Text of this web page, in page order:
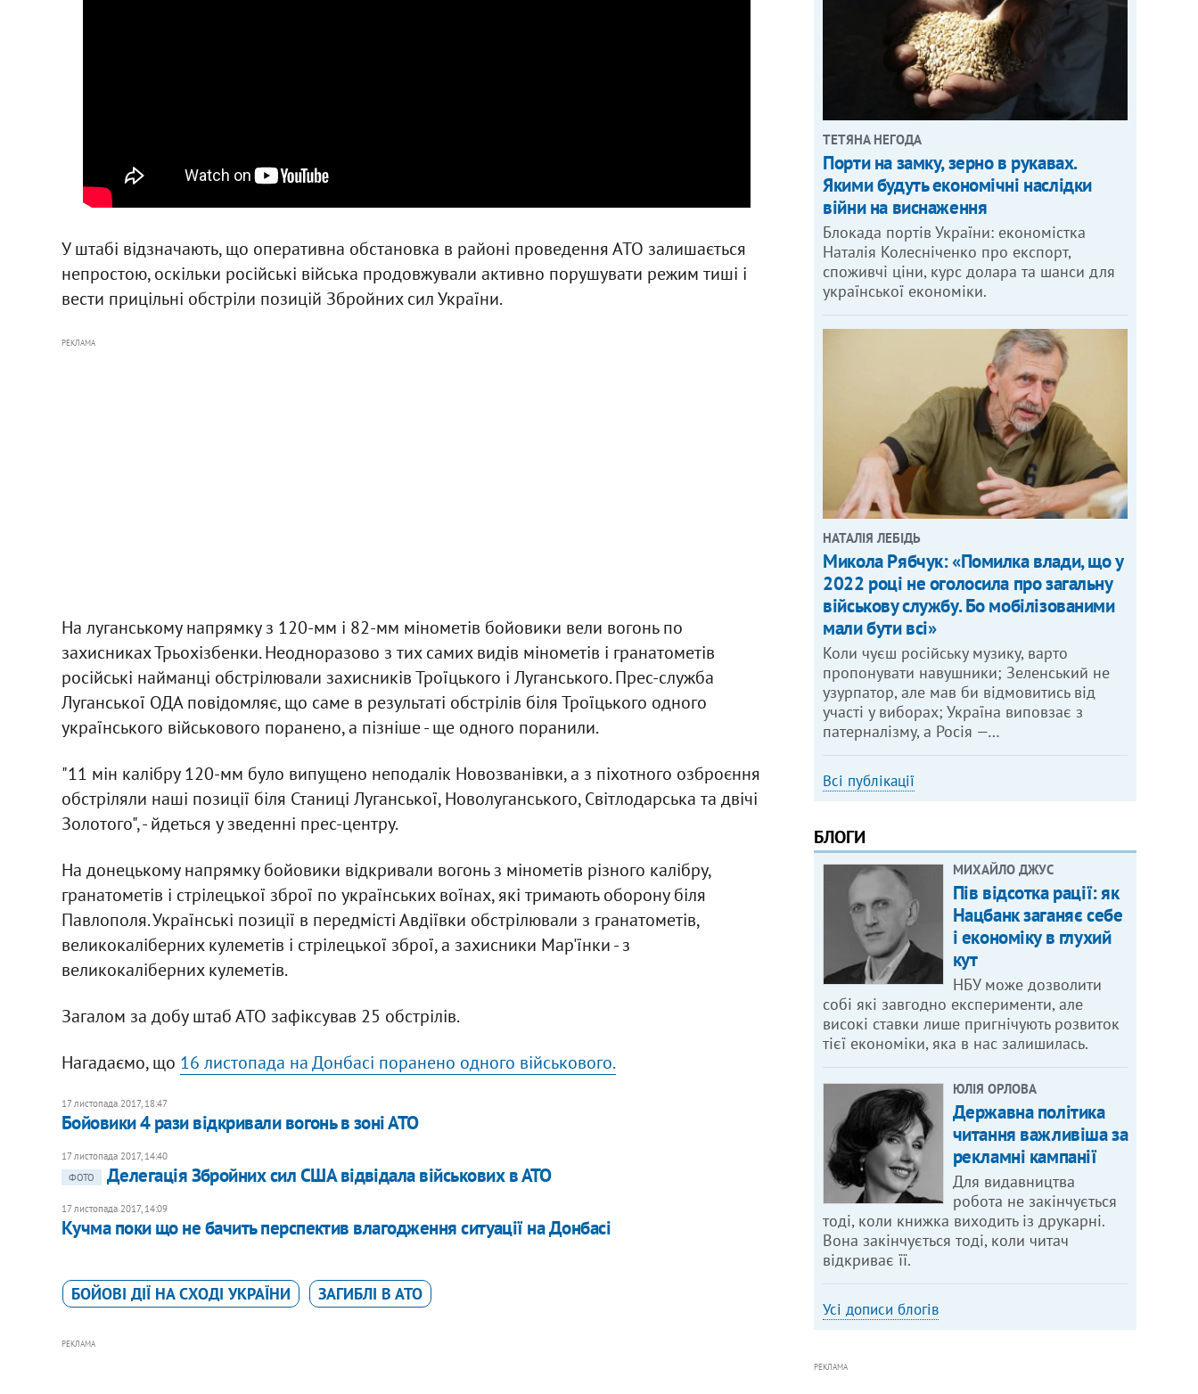
У штабі відзначають, що оперативна обстановка в районі проведення АТО залишається
непростою, оскільки російські війська продовжували активно порушувати режим тиші і
вести прицільні обстріли позицій Збройних сил України.
РЕКЛАМА
На луганському напрямку з 120-мм і 82-мм мінометів бойовики вели вогонь по
захисниках Трьохізбенки. Неодноразово з тих самих видів мінометів і гранатометів
російські найманці обстрілювали захисників Троїцького і Луганського. Прес-служба
Луганської ОДА повідомляє, що саме в результаті обстрілів біля Троїцького одного
українського військового поранено, а пізніше - ще одного поранили.
"11 мін калібру 120-мм було випущено неподалік Новозванівки, а з піхотного озброєння
обстріляли наші позиції біля Станиці Луганської, Новолуганського, Світлодарська та двічі
Золотого", - йдеться у зведенні прес-центру.
На донецькому напрямку бойовики відкривали вогонь з мінометів різного калібру,
гранатометів і стрілецької зброї по українських воїнах, які тримають оборону біля
Павлополя. Українські позиції в передмісті Авдіївки обстрілювали з гранатометів,
великокаліберних кулеметів і стрілецької зброї, а захисники Мар'їнки - з
великокаліберних кулеметів.
Загалом за добу штаб АТО зафіксував 25 обстрілів.
Нагадаємо, що 16 листопада на Донбасі поранено одного військового.
17 листопада 2017, 18:47
Бойовики 4 рази відкривали вогонь в зоні АТО
17 листопада 2017, 14:40
ФОТО
Делегація Збройних сил США відвідала військових в АТО
17 листопада 2017, 14:09
Кучма поки що не бачить перспектив влагодження ситуації на Донбасі
БОЙОВІ ДІЇ НА СХОДІ УКРАЇНИ ЗАГИБЛІ В АТО
РЕКЛАМА
ТЕТЯНА НЕГОДА
Порти на замку, зерно в рукавах.
Якими будуть економічні наслідки
війни на виснаження
Блокада портів України: економістка
Наталія Колесніченко про експорт,
споживчі ціни, курс долара та шанси для
української економіки.
НАТАЛІЯ ЛЕБІДЬ
Микола Рябчук: «Помилка влади, що у
2022 році не оголосила про загальну
військову службу. Бо мобілізованими
мали бути всі»
Коли чуєш російську музику, варто
пропонувати навушники; Зеленський не
узурпатор, але мав би відмовитись від
участі у виборах; Україна виповзає з
патерналізму, а Росія —…
Всі публікації
БЛОГИ
МИХАЙЛО ДЖУС
Пів відсотка рації: як
Нацбанк заганяє себе
і економіку в глухий
кут
НБУ може дозволити
собі які завгодно експерименти, але
високі ставки лише пригнічують розвиток
тієї економіки, яка в нас залишилась.
ЮЛІЯ ОРЛОВА
Державна політика
читання важливіша за
рекламні кампанії
Для видавництва
робота не закінчується
тоді, коли книжка виходить із друкарні.
Вона закінчується тоді, коли читач
відкриває її.
Усі дописи блогів
РЕКЛАМА